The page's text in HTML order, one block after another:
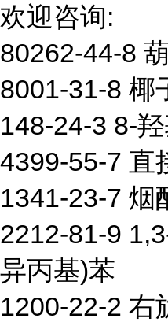
欢迎咨询:
80262-44-8
8001-31-8 椰
148-24-3 8-
4399-55-7 直
1341-23-7 烟
2212-81-9
异丙基)苯
1200-22-2 右